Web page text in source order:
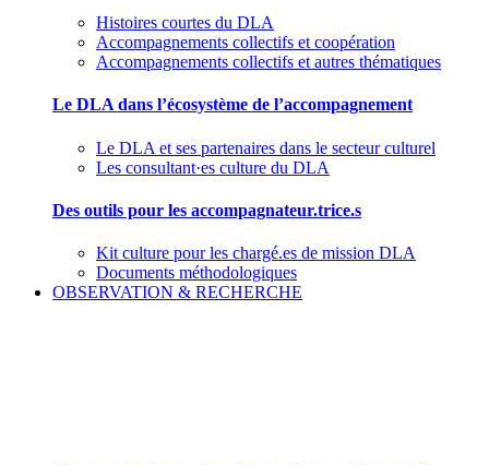
Histoires courtes du DLA
Accompagnements collectifs et coopération
Accompagnements collectifs et autres thématiques
Le DLA dans l’écosystème de l’accompagnement
Le DLA et ses partenaires dans le secteur culturel
Les consultant·es culture du DLA
Des outils pour les accompagnateur.trice.s
Kit culture pour les chargé.es de mission DLA
Documents méthodologiques
OBSERVATION & RECHERCHE